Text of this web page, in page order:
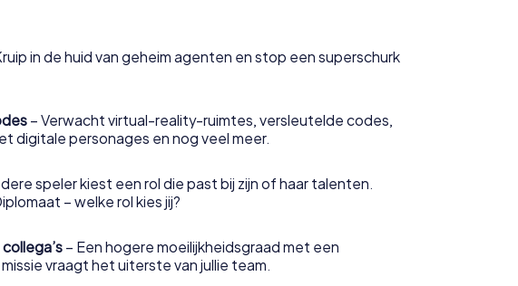
in de huid van geheim agenten en stop een superschurk
– Verwacht virtual-reality-ruimtes, versleutelde codes,
digitale personages en nog veel meer.
speler kiest een rol die past bij zijn of haar talenten.
– welke rol kies jij?
– Een hogere moeilijkheidsgraad met een
vraagt het uiterste van jullie team.